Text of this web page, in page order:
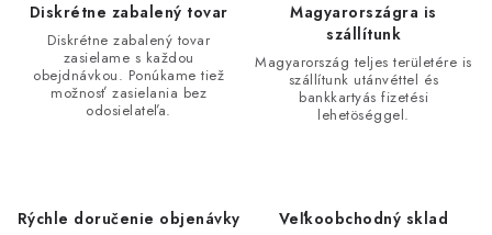
Diskrétne zabalený tovar
Diskrétne zabalený tovar
zasielame s každou
obejdnávkou. Ponúkame tiež
možnosť zasielania bez
odosielateľa.
Magyarországra is
szállítunk
Magyarország teljes területére is
szállítunk utánvéttel és
bankkartyás fizetési
lehetöséggel.
Rýchle doručenie objenávky Veľkoobchodný sklad